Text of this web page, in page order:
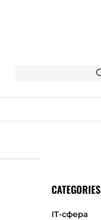
CATEGORIES
ІТ-сфера